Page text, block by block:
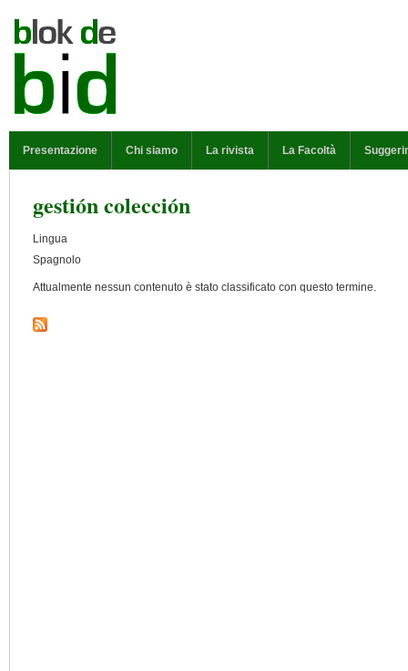
Presentazione Chi siamo La rivista La Facoltà
gestión colección
Lingua
Spagnolo
Attualmente nessun contenuto è stato classificato con questo termine.